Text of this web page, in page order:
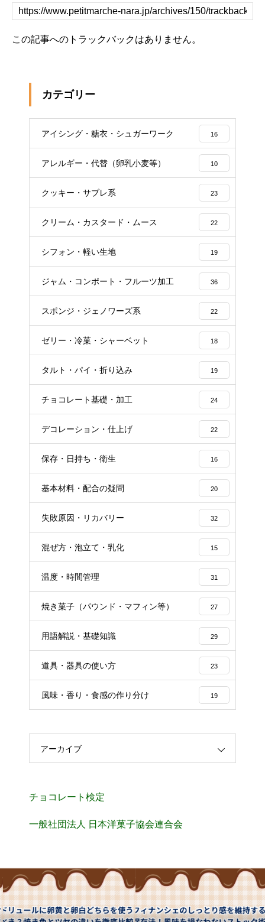
この記事へのトラックバックはありません。
カテゴリー
アイシング・糖衣・シュガーワーク 16
アレルギー・代替（卵乳小麦等） 10
クッキー・サブレ系 23
クリーム・カスタード・ムース 22
シフォン・軽い生地 19
ジャム・コンポート・フルーツ加工 36
スポンジ・ジェノワーズ系 22
ゼリー・冷菓・シャーベット 18
タルト・パイ・折り込み 19
チョコレート基礎・加工 24
デコレーション・仕上げ 22
保存・日持ち・衛生 16
基本材料・配合の疑問 20
失敗原因・リカバリー 32
混ぜ方・泡立て・乳化 15
温度・時間管理 31
焼き菓子（パウンド・マフィン等） 27
用語解説・基礎知識 29
道具・器具の使い方 23
風味・香り・食感の作り分け 19
アーカイブ
チョコレート検定
一般社団法人 日本洋菓子協会連合会